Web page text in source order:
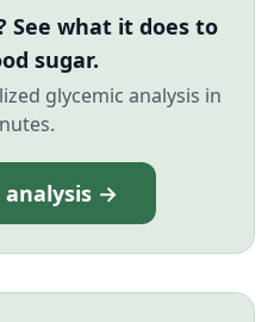
See what it does to
sugar.
glycemic analysis in
→